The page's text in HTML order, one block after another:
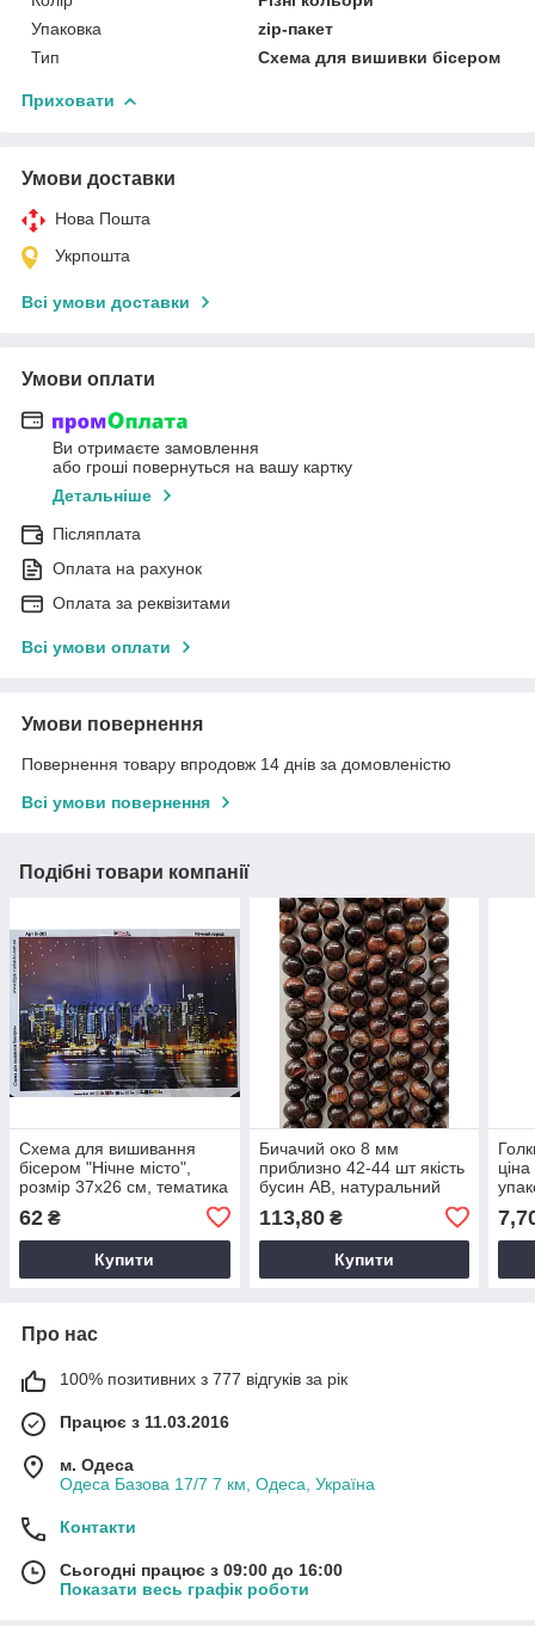
Упаковка
zip-пакет
Тип
Схема для вишивки бісером
Приховати
Умови доставки
Нова Пошта
Укрпошта
Всі умови доставки
Умови оплати
Ви отримаєте замовлення
або гроші повернуться на вашу картку
Детальніше
Післяплата
Оплата на рахунок
Оплата за реквізитами
Всі умови оплати
Умови повернення
Повернення товару впродовж 14 днів за домовленістю
Всі умови повернення
Подібні товари компанії
Схема для вишивання
бісером "Нічне місто",
розмір 37x26 см, тематика
62 ₴
Купити
Бичачий око 8 мм
приблизно 42-44 шт якість
бусин АВ, натуральний
113,80₴
Купити
Про нас
100% позитивних з 777 відгуків за рік
Працює з 11.03.2016
м. Одеса
Одеса Базова 17/7 7 км, Одеса, Україна
Контакти
Сьогодні працює з 09:00 до 16:00
Показати весь графік роботи